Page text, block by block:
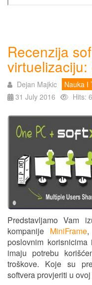
Recenzija
Dejan Majkic
Nauka I
31 July 2016
Hits:
Predstavljamo Vam
kompanije MiniFrame,
poslovnim
imaju potrebu
troškove. Koje su
softvera provjeriti u